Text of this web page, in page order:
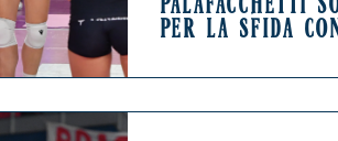
PALAFACCHETTI
PER LA SFIDA